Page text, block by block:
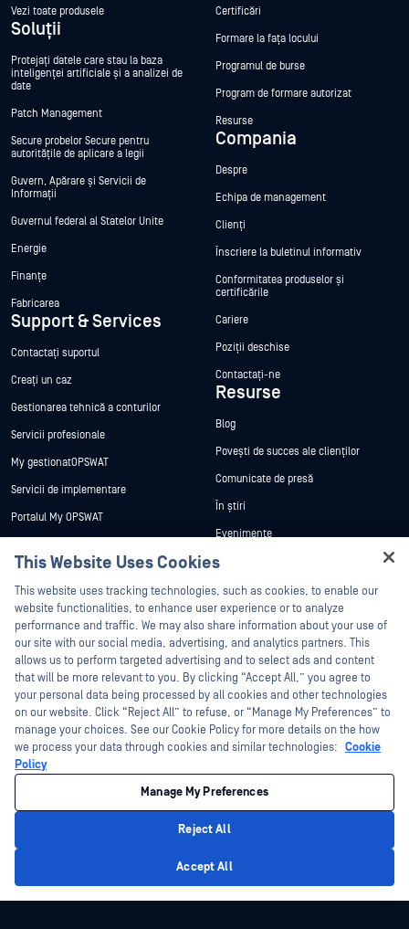
Vezi toate produsele
Soluții
Protejați datele care stau la baza
inteligenței artificiale și a analizei de
date
Patch Management
Secure probelor Secure pentru
autoritățile de aplicare a legii
Guvern, Apărare și Servicii de
Informații
Guvernul federal al Statelor Unite
Energie
Finanțe
Fabricarea
Support & Services
Contactați suportul
Creați un caz
Gestionarea tehnică a conturilor
Servicii profesionale
My gestionatOPSWAT
Servicii de implementare
Portalul My OPSWAT
Formare
vulnerabilităților
Parteneri
Certificare
Parteneri tehnologici
Program de parteneriat de canal
Certificări
Formare la fața locului
Programul de burse
Program de formare autorizat
Resurse
Compania
Despre
Echipa de management
Clienți
Înscriere la buletinul informativ
Conformitatea produselor și
certificările
Cariere
Poziții deschise
Contactați-ne
Resurse
Blog
Povești de succes ale clienților
Comunicate de presă
În știri
Evenimente
Webinare
Fișe de date
Cărți albe
Instrumente gratuite
©2026 OPSWAT . Toate drepturile rezervate. OPSWAT, MetaDefender, Metascan,
MetaAccess, OPSWAT , Trust no File. Trust No Device., OPSWAT , Protecting the
World's Critical Infrastructure, Deep CDR™ Technology, InQuest, logo-ul InQuest,
DFI, RetroHunt, Deep File Inspection și Join the Hunt sunt mărci comerciale ale
OPSWAT . Mărcile comerciale ale terților sunt proprietatea deținătorilor respectivi.
Politica de confidențialitate
Opțiunile dvs. de confidențialitate din California
This Website Uses Cookies
This website uses tracking technologies, such as cookies, to enable our
website functionalities, to enhance user experience or to analyze
performance and traffic. We may also share information about your use of
our site with our social media, advertising, and analytics partners. This
allows us to perform targeted advertising and to select ads and content
that will be more relevant to you. By clicking “Accept All,” you agree to
your personal data being processed by all cookies and other technologies
on our website. Click “Reject All” to refuse, or “Manage My Preferences” to
manage your choices. See our Cookie Policy for more details on the how
we process your data through cookies and similar technologies: Cookie
Policy
Manage My Preferences
Reject All
Accept All
Hey there!
I'm Ozzy, your OPSWAT virtual assistant.
How can I help you secure what's critical
today?